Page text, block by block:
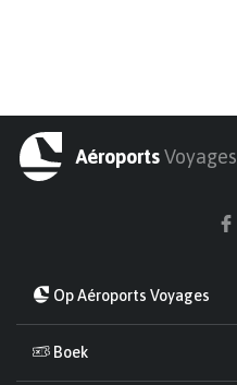
AéroportsVoyages
Op Aéroports Voyages
Boek